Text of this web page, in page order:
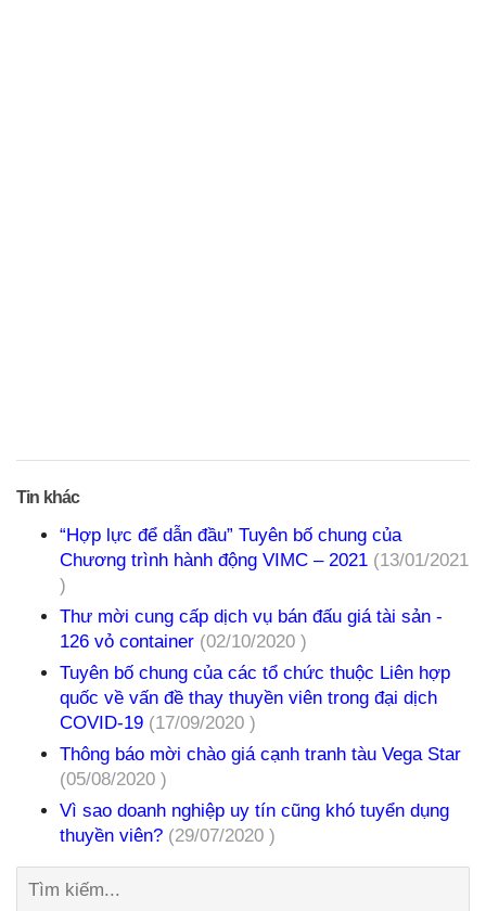
Tin khác
“Hợp lực để dẫn đầu” Tuyên bố chung của
Chương trình hành động VIMC – 2021 (13/01/2021
)
Thư mời cung cấp dịch vụ bán đấu giá tài sản -
126 vỏ container (02/10/2020 )
Tuyên bố chung của các tổ chức thuộc Liên hợp
quốc về vấn đề thay thuyền viên trong đại dịch
COVID-19 (17/09/2020 )
Thông báo mời chào giá cạnh tranh tàu Vega Star
(05/08/2020 )
Vì sao doanh nghiệp uy tín cũng khó tuyển dụng
thuyền viên? (29/07/2020 )
Tìm